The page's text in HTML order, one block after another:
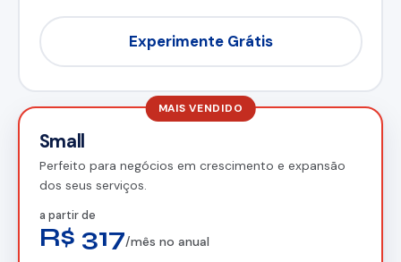
Experimente Grátis
MAIS VENDIDO
Small
Perfeito para negócios em crescimento e expansão
dos seus serviços.
a partir de
R$ 317/mês no anual